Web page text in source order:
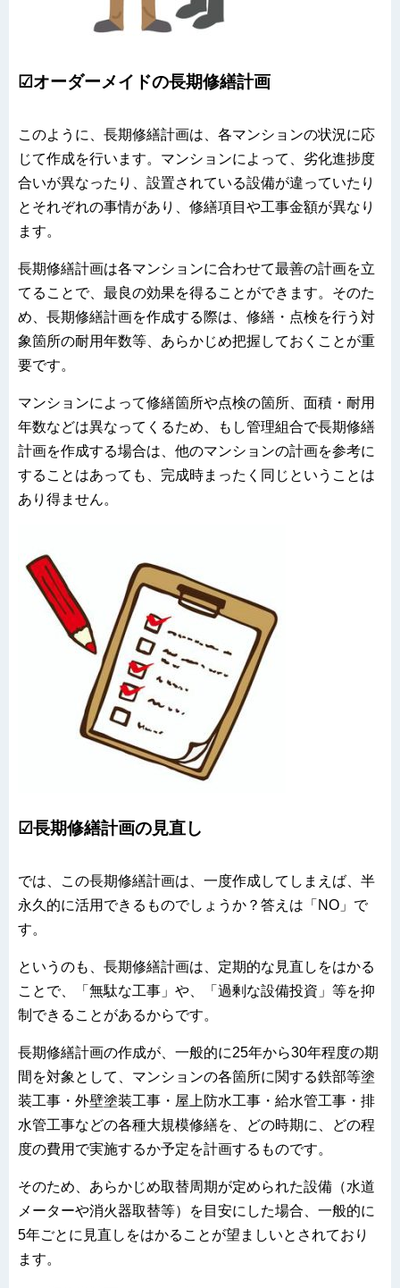
☑オーダーメイドの長期修繕計画
このように、長期修繕計画は、各マンションの状況に応
じて作成を行います。マンションによって、劣化進捗度
合いが異なったり、設置されている設備が違っていたり
とそれぞれの事情があり、修繕項目や工事金額が異なり
ます。
長期修繕計画は各マンションに合わせて最善の計画を立
てることで、最良の効果を得ることができます。そのた
め、長期修繕計画を作成する際は、修繕・点検を行う対
象箇所の耐用年数等、あらかじめ把握しておくことが重
要です。
マンションによって修繕箇所や点検の箇所、面積・耐用
年数などは異なってくるため、もし管理組合で長期修繕
計画を作成する場合は、他のマンションの計画を参考に
することはあっても、完成時まったく同じということは
あり得ません。
☑長期修繕計画の見直し
では、この長期修繕計画は、一度作成してしまえば、半
永久的に活用できるものでしょうか？答えは「NO」で
す。
というのも、長期修繕計画は、定期的な見直しをはかる
ことで、「無駄な工事」や、「過剰な設備投資」等を抑
制できることがあるからです。
長期修繕計画の作成が、一般的に25年から30年程度の期
間を対象として、マンションの各箇所に関する鉄部等塗
装工事・外壁塗装工事・屋上防水工事・給水管工事・排
水管工事などの各種大規模修繕を、どの時期に、どの程
度の費用で実施するか予定を計画するものです。
そのため、あらかじめ取替周期が定められた設備（水道
メーターや消火器取替等）を目安にした場合、一般的に
5年ごとに見直しをはかることが望ましいとされており
ます。